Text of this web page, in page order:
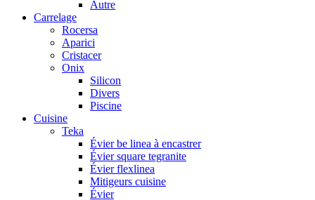
Autre
Carrelage
Rocersa
Aparici
Cristacer
Onix
Silicon
Divers
Piscine
Cuisine
Teka
Évier be linea à encastrer
Évier square tegranite
Évier flexlinea
Mitigeurs cuisine
Évier